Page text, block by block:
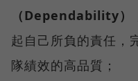
（Dependability）
起自己所負的責任，
隊績效的高品質；